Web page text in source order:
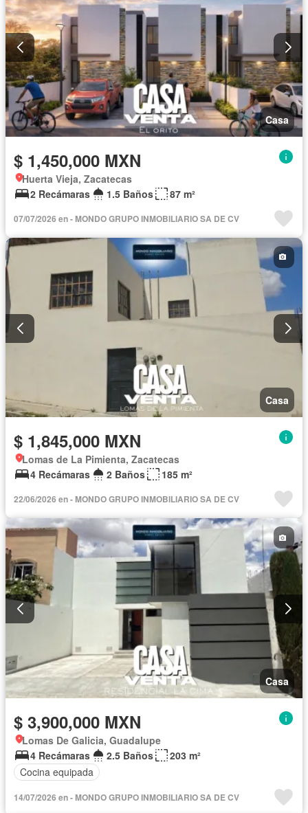
Casa
$ 1,450,000 MXN
Huerta Vieja, Zacatecas
2 Recámaras
1.5 Baños 87 m²
07/07/2026 en - MONDO GRUPO INMOBILIARIO SA DE CV
Casa
$ 1,845,000 MXN
Lomas de La Pimienta, Zacatecas
4 Recámaras
2 Baños 185 m²
22/06/2026 en - MONDO GRUPO INMOBILIARIO SA DE CV
Casa
$ 3,900,000 MXN
Lomas De Galicia, Guadalupe
4 Recámaras
2.5 Baños
203 m²
Cocina equipada
14/07/2026 en - MONDO GRUPO INMOBILIARIO SA DE CV